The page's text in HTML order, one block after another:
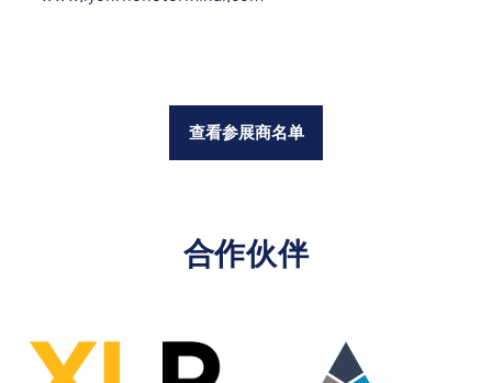
查看参展商名单
合作伙伴